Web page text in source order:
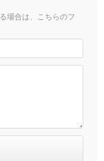
場合は、こちらのフ